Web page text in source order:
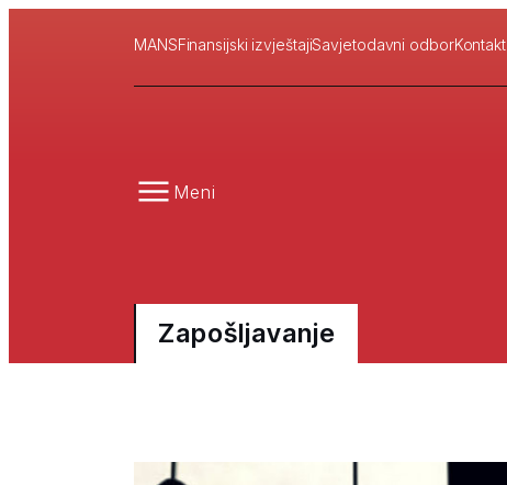
MANSFinansijski izvještajiSavjetodavni odborKontakt
Meni
Zapošljavanje